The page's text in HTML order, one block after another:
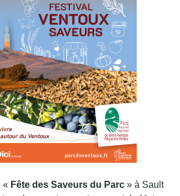
« Fête des Saveurs du Parc » à Sault